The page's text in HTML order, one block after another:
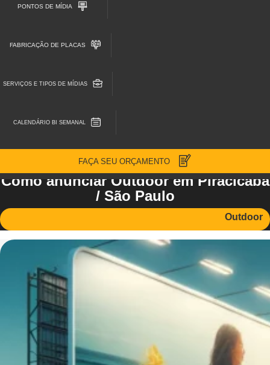
PONTOS DE MÍDIA
FABRICAÇÃO DE PLACAS
SERVIÇOS E TIPOS DE MÍDIAS
CALENDÁRIO BI SEMANAL
FAÇA SEU ORÇAMENTO
Como anunciar Outdoor em Piracicaba
/ São Paulo
Outdoor